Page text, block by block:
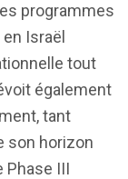
programmes
Israël
tout
également
tant
son horizon
Phase III